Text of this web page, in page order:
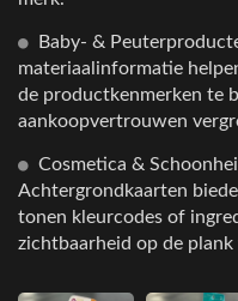
Baby- &
materiaalinformatie
de productkenmerken te
aankoopvertrouwen
Cosmetica &
Achtergrondkaarten
tonen kleurcodes of
zichtbaarheid op de plank